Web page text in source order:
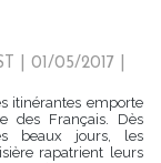
| 01/05/2017
itinérantes emporte
des Français. Dès
beaux jours, les
rapatrient leurs